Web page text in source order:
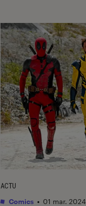
ACTU
Comics • 01 mar. 2024